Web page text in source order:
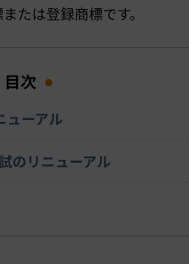
たは登録商標です。
目次
ューアル
のリニューアル